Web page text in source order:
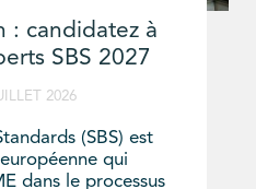
: candidatez à
SBS 2027
2026
(SBS) est
qui
dans le processus